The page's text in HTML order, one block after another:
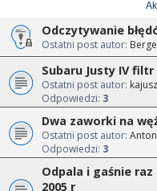
Odczytywanie
Ostatni post autor:
Subaru Justy IV
Ostatni post autor:
Odpowiedzi: 3
Dwa zaworki na
Ostatni post autor:
Odpowiedzi: 3
Odpala i gaśnie raz
2005 r